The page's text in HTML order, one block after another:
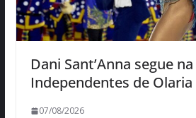
Dani Sant’Anna segue
Independentes de Olaria
07/08/2026